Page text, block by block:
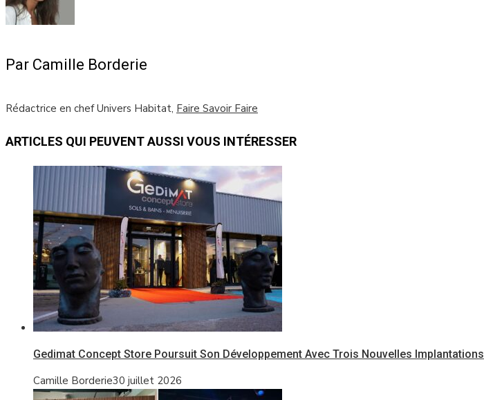
Par Camille Borderie
Rédactrice en chef Univers Habitat, Faire Savoir Faire
ARTICLES QUI PEUVENT AUSSI VOUS INTÉRESSER
Gedimat Concept Store Poursuit Son Développement Avec Trois Nouvelles Implantations
Camille Borderie30 juillet 2026